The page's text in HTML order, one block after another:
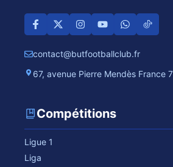
contact@butfootballclub.fr
67, avenue Pierre Mendès France
Compétitions
Ligue 1
Liga